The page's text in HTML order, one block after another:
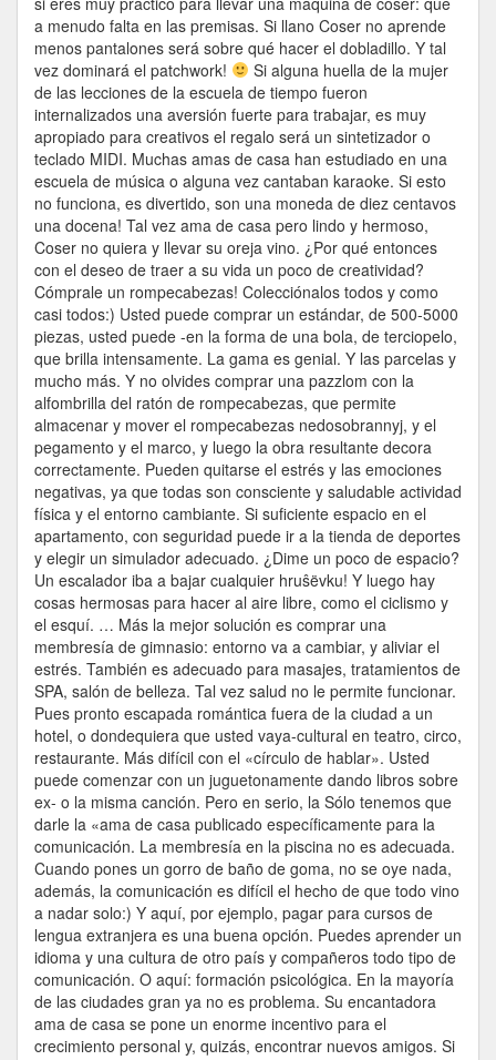
a menudo falta en las premisas. Si llano Coser no aprende
menos pantalones será sobre qué hacer el dobladillo. Y tal
vez dominará el patchwork!
Si alguna huella de la mujer
de las lecciones de la escuela de tiempo fueron
internalizados una aversión fuerte para trabajar, es muy
apropiado para creativos el regalo será un sintetizador o
teclado MIDI. Muchas amas de casa han estudiado en una
escuela de música o alguna vez cantaban karaoke. Si esto
no funciona, es divertido, son una moneda de diez centavos
una docena! Tal vez ama de casa pero lindo y hermoso,
Coser no quiera y llevar su oreja vino. ¿Por qué entonces
con el deseo de traer a su vida un poco de creatividad?
Cómprale un rompecabezas! Colecciónalos todos y como
casi todos:) Usted puede comprar un estándar, de 500-5000
piezas, usted puede -en la forma de una bola, de terciopelo,
que brilla intensamente. La gama es genial. Y las parcelas y
mucho más. Y no olvides comprar una pazzlom con la
alfombrilla del ratón de rompecabezas, que permite
almacenar y mover el rompecabezas nedosobrannyj, y el
pegamento y el marco, y luego la obra resultante decora
correctamente. Pueden quitarse el estrés y las emociones
negativas, ya que todas son consciente y saludable actividad
física y el entorno cambiante. Si suficiente espacio en el
apartamento, con seguridad puede ir a la tienda de deportes
y elegir un simulador adecuado. ¿Dime un poco de espacio?
Un escalador iba a bajar cualquier hruŝëvku! Y luego hay
cosas hermosas para hacer al aire libre, como el ciclismo y
el esquí. … Más la mejor solución es comprar una
membresía de gimnasio: entorno va a cambiar, y aliviar el
estrés. También es adecuado para masajes, tratamientos de
SPA, salón de belleza. Tal vez salud no le permite funcionar.
Pues pronto escapada romántica fuera de la ciudad a un
hotel, o dondequiera que usted vaya-cultural en teatro, circo,
restaurante. Más difícil con el «círculo de hablar». Usted
puede comenzar con un juguetonamente dando libros sobre
ex- o la misma canción. Pero en serio, la Sólo tenemos que
darle la «ama de casa publicado específicamente para la
comunicación. La membresía en la piscina no es adecuada.
Cuando pones un gorro de baño de goma, no se oye nada,
además, la comunicación es difícil el hecho de que todo vino
a nadar solo:) Y aquí, por ejemplo, pagar para cursos de
lengua extranjera es una buena opción. Puedes aprender un
idioma y una cultura de otro país y compañeros todo tipo de
comunicación. O aquí: formación psicológica. En la mayoría
de las ciudades gran ya no es problema. Su encantadora
ama de casa se pone un enorme incentivo para el
crecimiento personal y, quizás, encontrar nuevos amigos. Si